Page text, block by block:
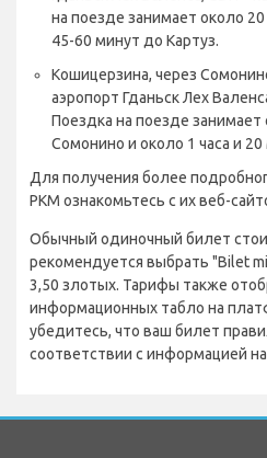
на поезде занимает около
45-60 минут до Картуз.
Кошицерзина, через
аэропорт Гданьск Лех
Поездка на поезде
Сомонино и около 1 часа и
Для получения более
PKM ознакомьтесь с их веб-
Обычный одиночный билет
рекомендуется выбрать "Bilet
3,50 злотых. Тарифы также
информационных табло на
убедитесь, что ваш билет
соответствии с информацией